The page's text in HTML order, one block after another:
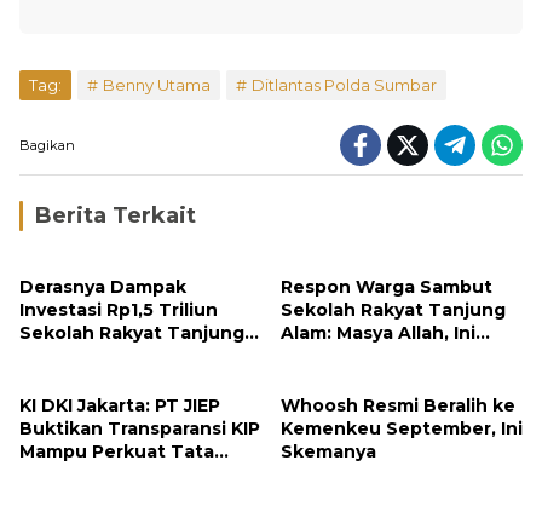
Tag: Benny Utama Ditlantas Polda Sumbar
Bagikan
Berita Terkait
Derasnya Dampak
Investasi Rp1,5 Triliun
Sekolah Rakyat Tanjung
Respon Warga Sambut
Sekolah Rakyat Tanjung
Alam: Masya Allah, Ini
KI DKI Jakarta: PT JIEP
Buktikan Transparansi KIP
Mampu Perkuat Tata
Whoosh Resmi Beralih ke
Kemenkeu September, Ini
Skemanya